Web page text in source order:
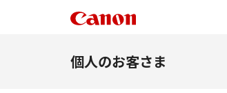
個人のお客さま